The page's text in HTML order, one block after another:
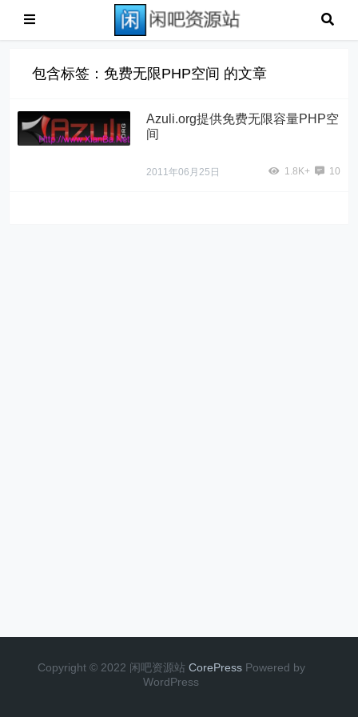
包含标签：免费无限PHP空间 的文章
Azuli.org提供免费无限容量PHP空
间
2011年06月25日 1.8K+ 10
Copyright © 2022 闲吧资源站 CorePress Powered by
WordPress